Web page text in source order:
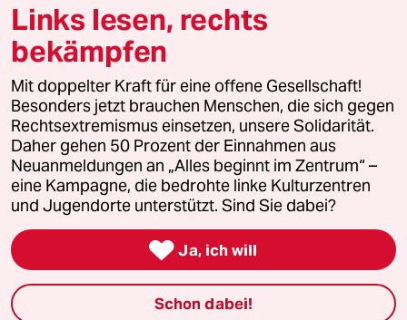
© 2026 taz Verlags und Vertriebs GmbH
Alle Rechte vorbehalten. Bei rechtlichen Fragen oder für Genehmigungen
wenden Sie sich bitte an lizenzen@taz.de
Feedback Redaktionsstatut Kommune-Richtlinien
Leitlinie Informant Datenschutz Impressum AGB
Seitenwende Einwilligungen widerrufen (Ads)
Links lesen, rechts
bekämpfen
Mit doppelter Kraft für eine offene Gesellschaft!
Besonders jetzt brauchen Menschen, die sich gegen
Rechtsextremismus einsetzen, unsere Solidarität.
Daher gehen 50 Prozent der Einnahmen aus
Neuanmeldungen an „Alles beginnt im Zentrum“ –
eine Kampagne, die bedrohte linke Kulturzentren
und Jugendorte unterstützt. Sind Sie dabei?
 Ja, ich will
Schon dabei!